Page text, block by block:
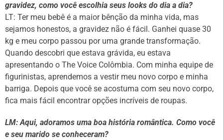
gravidez, como você escolhia seus looks do dia a dia?
LT: Ter meu bebê é a maior bênção da minha vida, mas
sejamos honestos, a gravidez não é fácil. Ganhei quase 30
kg e meu corpo passou por uma grande transformação.
Quando descobri que estava grávida, eu estava
apresentando o The Voice Colômbia. Com minha equipe de
figurinistas, aprendemos a vestir meu novo corpo e minha
barriga. Depois que você se acostuma com seu novo corpo,
fica mais fácil encontrar opções incríveis de roupas.
LM: Aqui, adoramos uma boa história romântica. Como você
e seu marido se conheceram?